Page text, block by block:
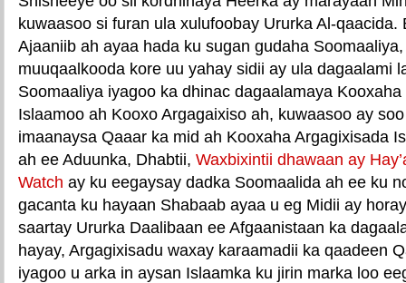
kuwaasoo si furan ula xulufoobay Ururka Al-qaacida.
Ajaaniib ah ayaa hada ku sugan gudaha
muuqaalkooda kore uu yahay sidii ay ula dagaalami
Soomaaliya iyagoo ka dhinac dagaalamaya
Islaamoo ah Kooxo Argagaixiso ah, kuwaasoo ay
imaanaysa Qaaar ka mid ah Kooxaha Argagixisada
ah ee Aduunka, Dhabtii, Waxbixintii dhawaan ay
Watch ay ku eegaysay dadka Soomaalida ah ee ku
gacanta ku hayaan Shabaab ayaa u eg Midii ay
saartay Ururka Daalibaan ee Afgaanistaan ka
hayay, Argagixisadu waxay karaamadii ka qaadeen
iyagoo u arka in aysan Islaamka ku jirin marka loo